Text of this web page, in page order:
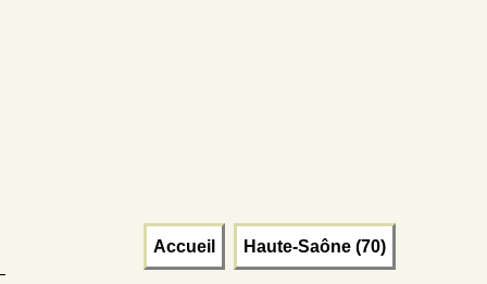
Accueil Haute-Saône (70)